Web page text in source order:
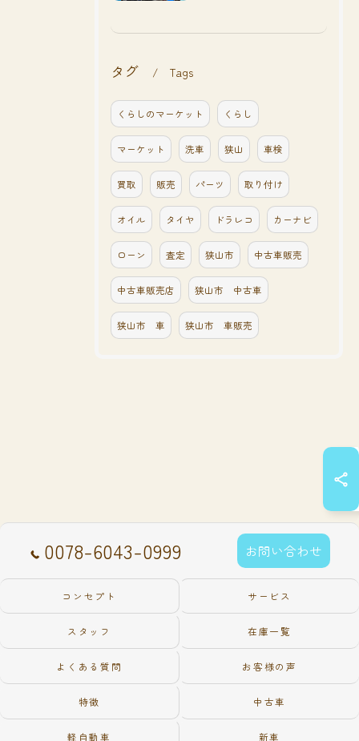
タグ Tags
くらしのマーケット くらし
マーケット 洗車 狭山 車検
買取 販売 パーツ 取り付け
オイル タイヤ ドラレコ カーナビ
ローン 査定 狭山市 中古車販売
中古車販売店 狭山市 中古車
狭山市 車 狭山市 車販売
0078-6043-0999 お問い合わせ
コンセプト サービス
スタッフ 在庫一覧
よくある質問 お客様の声
特徴 中古車
軽自動車 新車